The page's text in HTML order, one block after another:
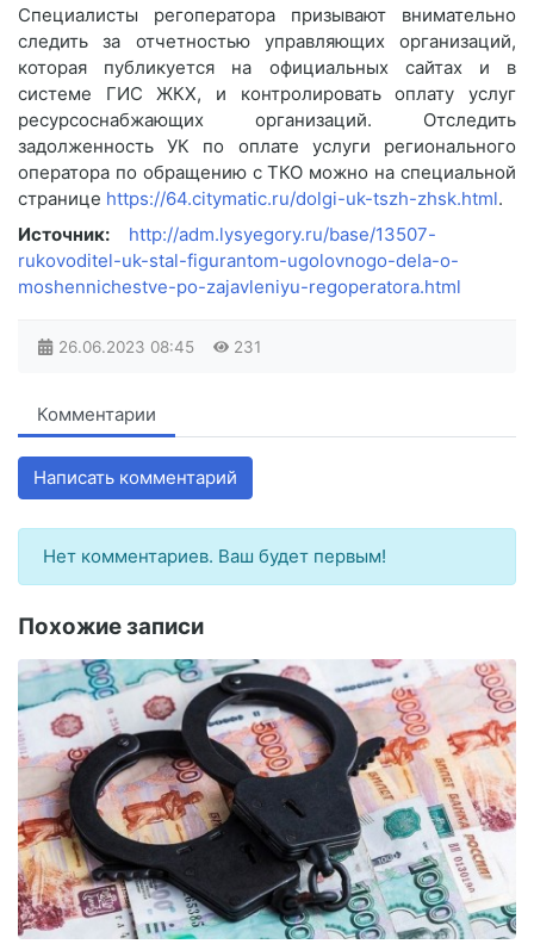
Специалисты регоператора призывают внимательно
следить за отчетностью управляющих организаций,
которая публикуется на официальных сайтах и в
системе ГИС ЖКХ, и контролировать оплату услуг
ресурсоснабжающих организаций. Отследить
задолженность УК по оплате услуги регионального
оператора по обращению с ТКО можно на специальной
странице https://64.citymatic.ru/dolgi-uk-tszh-zhsk.html.
Источник:
http://adm.lysyegory.ru/base/13507-
rukovoditel-uk-stal-figurantom-ugolovnogo-dela-o-
moshennichestve-po-zajavleniyu-regoperatora.html
26.06.2023 08:45 231
Комментарии
Написать комментарий
Нет комментариев. Ваш будет первым!
Похожие записи